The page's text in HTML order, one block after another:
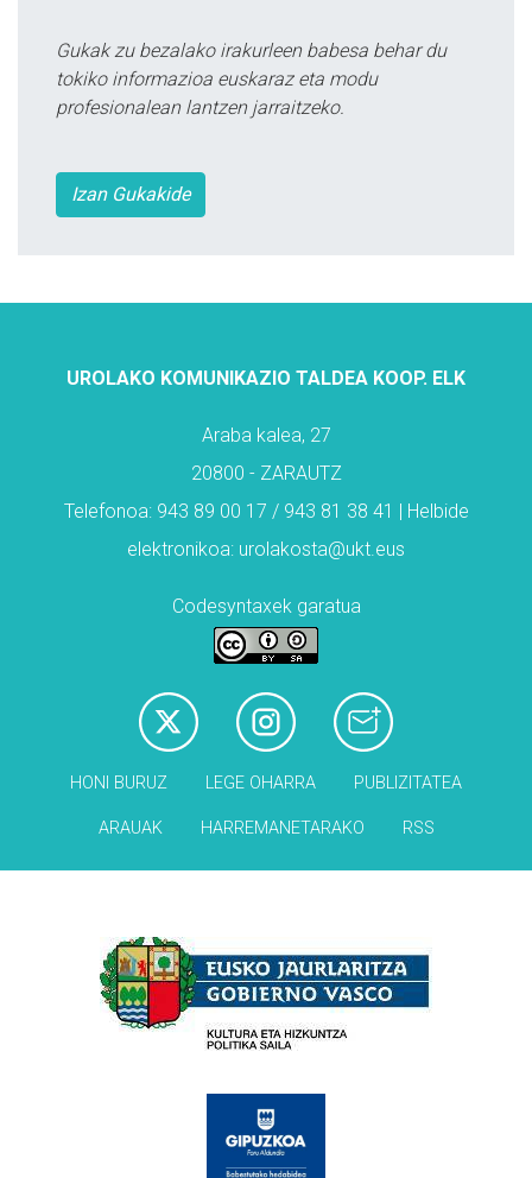
Gukak zu bezalako irakurleen babesa behar du
tokiko informazioa euskaraz eta modu
profesionalean lantzen jarraitzeko.
Izan Gukakide
UROLAKO KOMUNIKAZIO TALDEA KOOP. ELK
Araba kalea, 27
20800 - ZARAUTZ
Telefonoa: 943 89 00 17 / 943 81 38 41 | Helbide
elektronikoa: urolakosta@ukt.eus
Codesyntaxek garatua
HONI BURUZ LEGE OHARRA PUBLIZITATEA
ARAUAK HARREMANETARAKO RSS